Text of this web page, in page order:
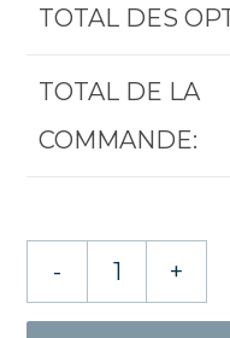
TOTAL DES
TOTAL DE LA
COMMANDE:
- +